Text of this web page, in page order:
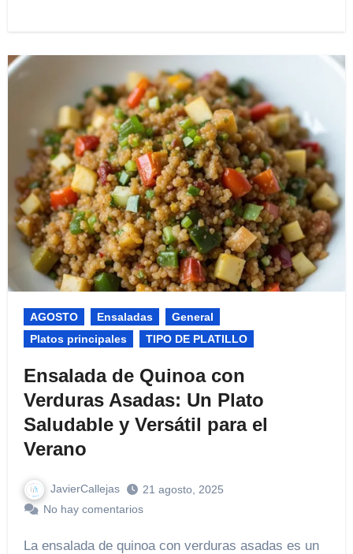
AGOSTO Ensaladas
General
Platos principales
TIPO DE PLATILLO
Ensalada de Quinoa con
Verduras Asadas: Un Plato
Saludable y Versátil para el
Verano
JavierCallejas
21 agosto, 2025
No hay comentarios
La ensalada de quinoa con verduras asadas es un